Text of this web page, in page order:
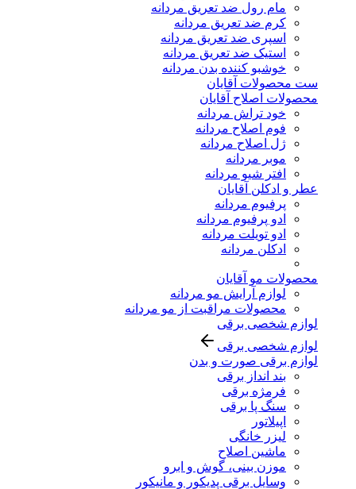
مام رول ضد تعریق مردانه
کرم ضد تعریق مردانه
اسپری ضد تعریق مردانه
استیک ضد تعریق مردانه
خوشبو کننده بدن مردانه
ست محصولات آقایان
محصولات اصلاح آقایان
خود تراش مردانه
فوم اصلاح مردانه
ژل اصلاح مردانه
موبر مردانه
افتر شیو مردانه
عطر و ادکلن آقایان
پرفیوم مردانه
ادو پرفیوم مردانه
ادو تویلت مردانه
ادکلن مردانه
محصولات مو آقایان
لوازم آرایش مو مردانه
محصولات مراقبت از مو مردانه
لوازم شخصی برقی
لوازم شخصی برقی
لوازم برقی صورت و بدن
بند انداز برقی
فرمژه برقی
سنگ پا برقی
اپیلاتور
لیزر خانگی
ماشین اصلاح
موزن بینی، گوش و ابرو
وسایل برقی پدیکور و مانیکور